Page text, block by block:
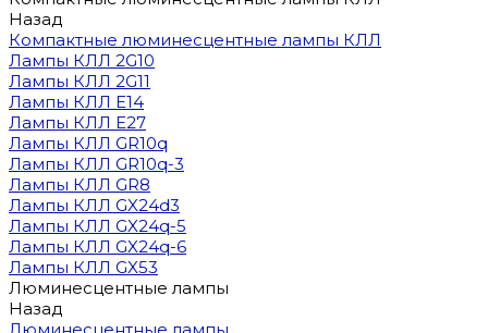
Назад
Компактные люминесцентные лампы КЛЛ
Лампы КЛЛ 2G10
Лампы КЛЛ 2G11
Лампы КЛЛ E14
Лампы КЛЛ E27
Лампы КЛЛ GR10q
Лампы КЛЛ GR10q-3
Лампы КЛЛ GR8
Лампы КЛЛ GX24d3
Лампы КЛЛ GX24q-5
Лампы КЛЛ GX24q-6
Лампы КЛЛ GX53
Люминесцентные лампы
Назад